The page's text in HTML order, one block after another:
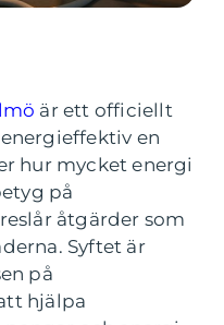
är ett officiellt
en
hur mycket energi
på
åtgärder som
Syftet är
på
hjälpa